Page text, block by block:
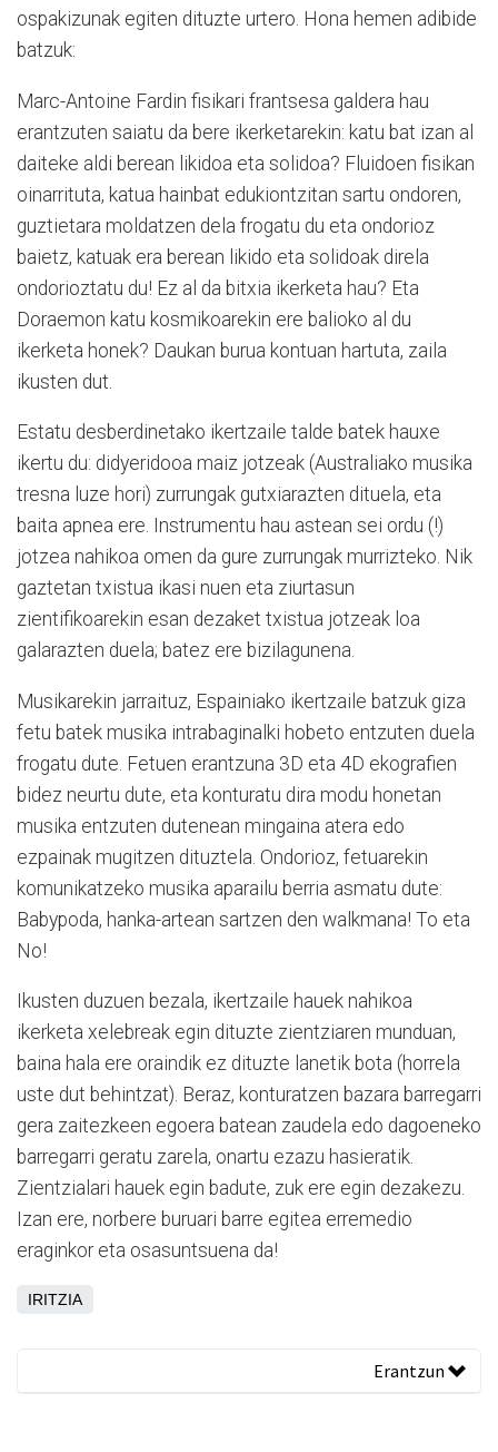
ospakizunak egiten dituzte urtero. Hona hemen adibide
batzuk:
Marc-Antoine Fardin fisikari frantsesa galdera hau
erantzuten saiatu da bere ikerketarekin: katu bat izan al
daiteke aldi berean likidoa eta solidoa? Fluidoen fisikan
oinarrituta, katua hainbat edukiontzitan sartu ondoren,
guztietara moldatzen dela frogatu du eta ondorioz
baietz, katuak era berean likido eta solidoak direla
ondorioztatu du! Ez al da bitxia ikerketa hau? Eta
Doraemon katu kosmikoarekin ere balioko al du
ikerketa honek? Daukan burua kontuan hartuta, zaila
ikusten dut.
Estatu desberdinetako ikertzaile talde batek hauxe
ikertu du: didyeridooa maiz jotzeak (Australiako musika
tresna luze hori) zurrungak gutxiarazten dituela, eta
baita apnea ere. Instrumentu hau astean sei ordu (!)
jotzea nahikoa omen da gure zurrungak murrizteko. Nik
gaztetan txistua ikasi nuen eta ziurtasun
zientifikoarekin esan dezaket txistua jotzeak loa
galarazten duela; batez ere bizilagunena.
Musikarekin jarraituz, Espainiako ikertzaile batzuk giza
fetu batek musika intrabaginalki hobeto entzuten duela
frogatu dute. Fetuen erantzuna 3D eta 4D ekografien
bidez neurtu dute, eta konturatu dira modu honetan
musika entzuten dutenean mingaina atera edo
ezpainak mugitzen dituztela. Ondorioz, fetuarekin
komunikatzeko musika aparailu berria asmatu dute:
Babypoda, hanka-artean sartzen den walkmana! To eta
No!
Ikusten duzuen bezala, ikertzaile hauek nahikoa
ikerketa xelebreak egin dituzte zientziaren munduan,
baina hala ere oraindik ez dituzte lanetik bota (horrela
uste dut behintzat). Beraz, konturatzen bazara barregarri
gera zaitezkeen egoera batean zaudela edo dagoeneko
barregarri geratu zarela, onartu ezazu hasieratik.
Zientzialari hauek egin badute, zuk ere egin dezakezu.
Izan ere, norbere buruari barre egitea erremedio
eraginkor eta osasuntsuena da!
IRITZIA
Erantzun